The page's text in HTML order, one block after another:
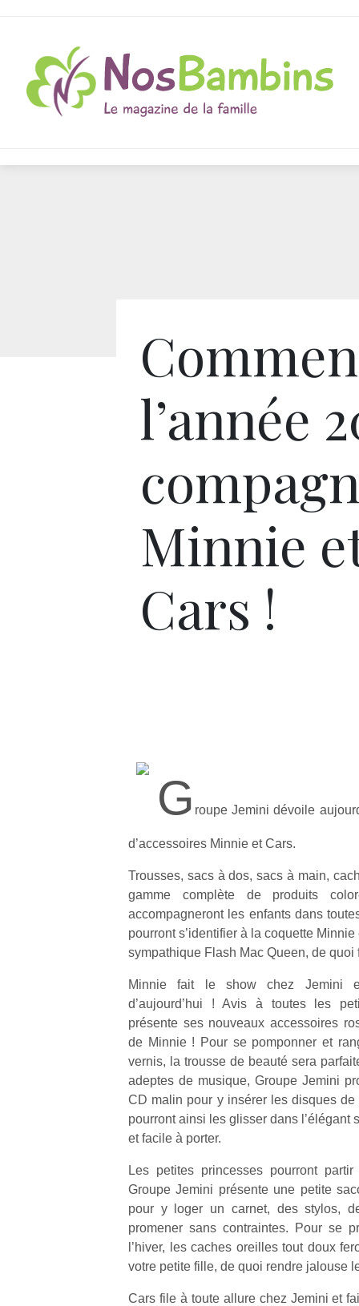
l’année
Minnie
Cars !
G roupe Jemini dévoile
d’accessoires Minnie et Cars.
Trousses, sacs à dos, sacs à main,
gamme complète de produits
accompagneront les enfants dans
pourront s’identifier à la coquette
sympathique Flash Mac Queen, de quoi
Minnie fait le show chez Jemini
d’aujourd’hui ! Avis à toutes les
présente ses nouveaux accessoires
de Minnie ! Pour se pomponner et
vernis, la trousse de beauté sera
adeptes de musique, Groupe Jemini
CD malin pour y insérer les disques
pourront ainsi les glisser dans l’élégant
et facile à porter.
Les petites princesses pourront
Groupe Jemini présente une petite
pour y loger un carnet, des stylos,
promener sans contraintes. Pour se
l’hiver, les caches oreilles tout doux
votre petite fille, de quoi rendre jalouse
Cars file à toute allure chez Jemini et